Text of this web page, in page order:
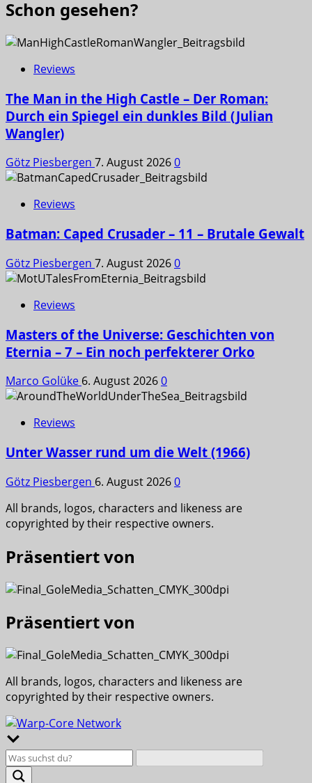
Schon gesehen?
Reviews
The Man in the High Castle – Der Roman:
Durch ein Spiegel ein dunkles Bild (Julian
Wangler)
Götz Piesbergen 7. August 20260
Reviews
Batman: Caped Crusader – 11 – Brutale Gewalt
Götz Piesbergen 7. August 20260
Reviews
Masters of the Universe: Geschichten von
Eternia – 7 – Ein noch perfekterer Orko
Marco Golüke 6. August 20260
Reviews
Unter Wasser rund um die Welt (1966)
Götz Piesbergen 6. August 20260
All brands, logos, characters and likeness are
copyrighted by their respective owners.
Präsentiert von
Präsentiert von
All brands, logos, characters and likeness are
copyrighted by their respective owners.